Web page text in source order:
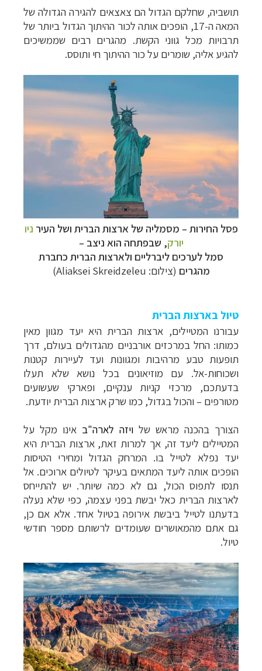
תושביה, שחלקם הגדול הם צאצאים להגירה הגדולה של
המאה ה-17, הופכים אותה לכור ההיתוך הגדול ביותר של
תרבויות מכל גווני הקשת. מהגרים רבים שממשיכים
להגיע אליה, שומרים על כור ההיתוך חי ותוסס.
פסל החירות – מסמליה של ארצות הברית ושל העיר ניו
יורק, שבפתחה הוא ניצב –
סמל לערכים ליברליים ולארצות הברית כחברת
מהגרים (צילום: Aliaksei Skreidzeleu
)
טיול בארצות הברית
עבורנו המטיילים, ארצות הברית היא יעד מגוון מאין
כמותו: החל במרכזים אורבניים מהגדולים בעולם, דרך
תופעות טבע מרהיבות ומגוונות ועד לעיירות קטנות
ושכוחות-אל. עם מוזיאונים בכל נושא שלא תעלו
בדעתכם, מרכזי קניות ענקיים, ופארקי שעשועים
מטורפים –והכול בגדול, כמו שרק ארצות הברית יודעת.
הצורך בהכנה מראש של ויזה לארה"ב אינו מקל על
המטיילים ליעד זה, אך למרות זאת,ארצות הברית היא
יעד נפלא לטייל בו. המרחק הגדול ומחירי הטיסות
הופכים אותה ליעד המתאים בעיקר לטיולים ארוכים. אל
תנסו לתפוס הכול, גם לא כמה שיותר. יש להתייחס
לארצות הברית כאל יבשת בפני עצמה, כפי שלא נעלה
בדעתנו לטייל ביבשת אירופה בטיול אחד. אלא אם כן,
גם אתם מהמאושרים שעומדים לרשותם מספר חודשי
טיול.